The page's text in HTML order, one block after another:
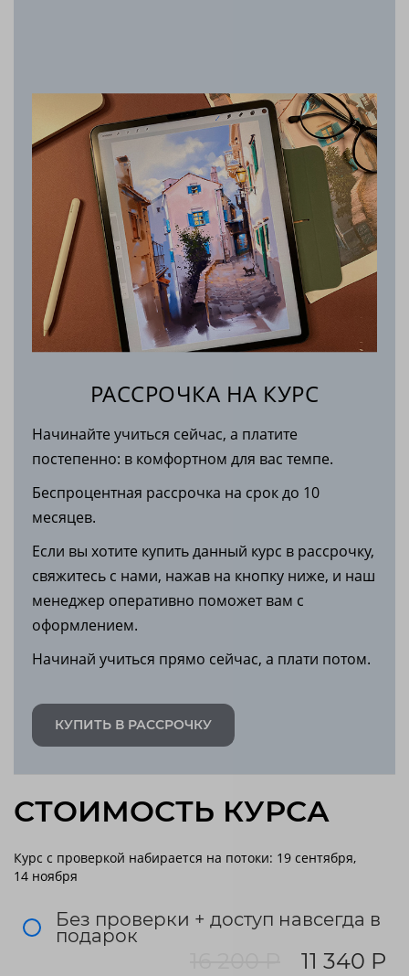
РАССРОЧКА НА КУРС
Начинайте учиться сейчас, а платите
постепенно: в комфортном для вас темпе.
Беспроцентная рассрочка на срок до 10
месяцев.
Если вы хотите купить данный курс в рассрочку,
свяжитесь с нами, нажав на кнопку ниже, и наш
менеджер оперативно поможет вам с
оформлением.
Начинай учиться прямо сейчас, а плати потом.
КУПИТЬ В РАССРОЧКУ
СТОИМОСТЬ КУРСА
Курс с проверкой набирается на потоки: 19 сентября,
14 ноября
Без проверки + доступ навсегда в
подарок
11 340 Р